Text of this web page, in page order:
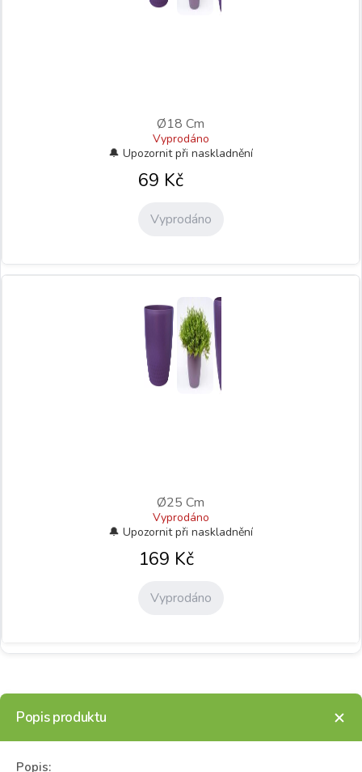
Ø18 Cm
Vyprodáno
69 Kč
Vyprodáno
Ø25 Cm
Vyprodáno
169 Kč
Vyprodáno
Popis produktu
Popis: